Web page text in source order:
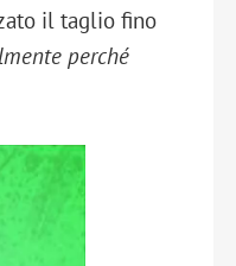
il taglio fino
perché